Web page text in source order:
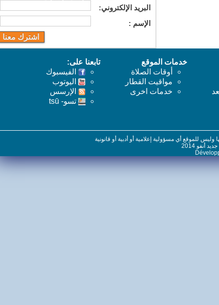
البريد اﻹلكتروني:
اﻹسم :
خدمات الموقع
أوقات الصلاة
مواقيت القطار
خدمات اخرى
تابعنا على:
الفيسبوك
اليوتوب
اﻹرسس
تسو- tsū
للموقع أي مسؤولية إعلامية أو أدبية أو قانونية
2014